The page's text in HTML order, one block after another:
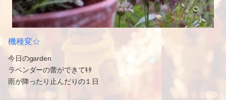
機種変☆
今日のgarden
ラベンダーの蕾ができてｷﾀ
雨が降ったり止んだりの１日